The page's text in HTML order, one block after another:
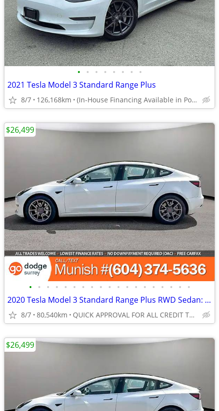
• • • • • • • •
2021 Tesla Model 3 Standard Range Plus
8/7 126,168km (In-House Financing Available in Port Coquitlam)
• • • • • • • • • • • • • • • • • • •
2020 Tesla Model 3 Standard Range Plus RWD Sedan: LOCAL, LOW KMS
8/7 80,540km QUICK APPROVAL FOR ALL CREDIT TYPES!
$26,499
$26,499